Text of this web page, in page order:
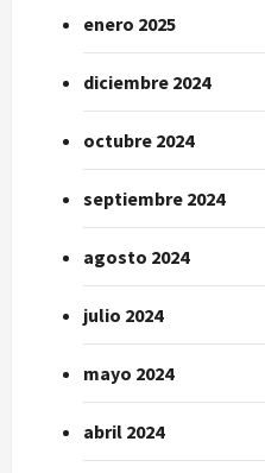
enero 2025
diciembre 2024
octubre 2024
septiembre 2024
agosto 2024
julio 2024
mayo 2024
abril 2024